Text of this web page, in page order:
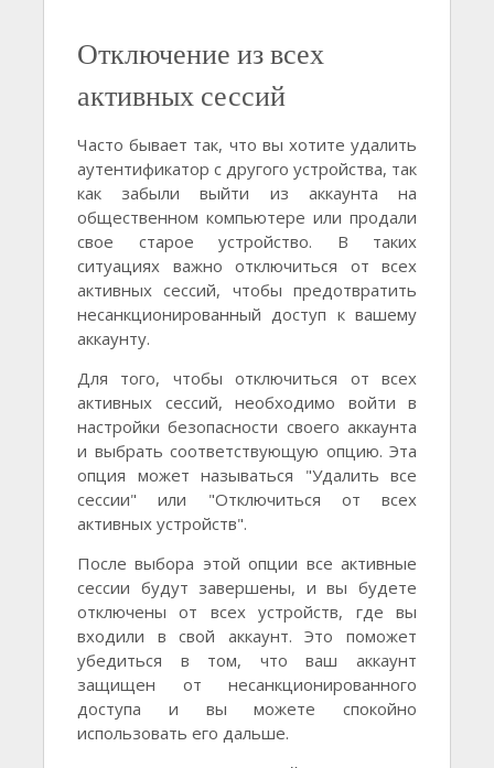
Отключение из всех
активных сессий
Часто бывает так, что вы хотите удалить
аутентификатор с другого устройства, так
как забыли выйти из аккаунта на
общественном компьютере или продали
свое старое устройство. В таких
ситуациях важно отключиться от всех
активных сессий, чтобы предотвратить
несанкционированный доступ к вашему
аккаунту.
Для того, чтобы отключиться от всех
активных сессий, необходимо войти в
настройки безопасности своего аккаунта
и выбрать соответствующую опцию. Эта
опция может называться "Удалить все
сессии" или "Отключиться от всех
активных устройств".
После выбора этой опции все активные
сессии будут завершены, и вы будете
отключены от всех устройств, где вы
входили в свой аккаунт. Это поможет
убедиться в том, что ваш аккаунт
защищен от несанкционированного
доступа и вы можете спокойно
использовать его дальше.